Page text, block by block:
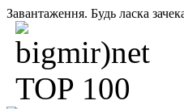
Завантаження. Будь ласка